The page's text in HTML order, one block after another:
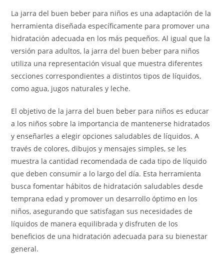
La jarra del buen beber para niños es una adaptación de la
herramienta diseñada específicamente para promover una
hidratación adecuada en los más pequeños. Al igual que la
versión para adultos, la jarra del buen beber para niños
utiliza una representación visual que muestra diferentes
secciones correspondientes a distintos tipos de líquidos,
como agua, jugos naturales y leche.
El objetivo de la jarra del buen beber para niños es educar
a los niños sobre la importancia de mantenerse hidratados
y enseñarles a elegir opciones saludables de líquidos. A
través de colores, dibujos y mensajes simples, se les
muestra la cantidad recomendada de cada tipo de líquido
que deben consumir a lo largo del día. Esta herramienta
busca fomentar hábitos de hidratación saludables desde
temprana edad y promover un desarrollo óptimo en los
niños, asegurando que satisfagan sus necesidades de
líquidos de manera equilibrada y disfruten de los
beneficios de una hidratación adecuada para su bienestar
general.